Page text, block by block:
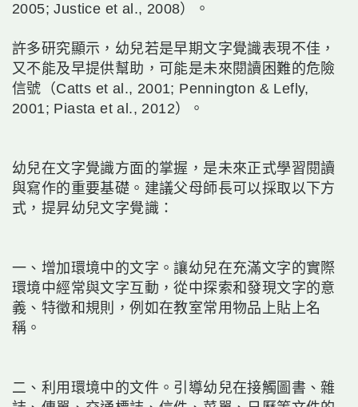
2005; Justice et al., 2008）。
許多研究顯示，幼兒若是早期文字覺識表現不佳，
又不能及早提供幫助，可能是未來閱讀困難的危險
信號（Catts et al., 2001; Pennington & Lefly,
2001; Piasta et al., 2012）。
幼兒在文字覺識方面的掌握，是未來正式學習閱讀
與寫作的重要基礎。建議父母師長可以採取以下方
式，提昇幼兒文字覺識：
一、增加環境中的文字。讓幼兒在充滿文字的實際
環境中經常與文字互動，從中探索和發現文字的意
義、特徵和規則，例如在教室常用物品上貼上名
稱。
二、利用環境中的文件。引導幼兒在接觸圖書、雜